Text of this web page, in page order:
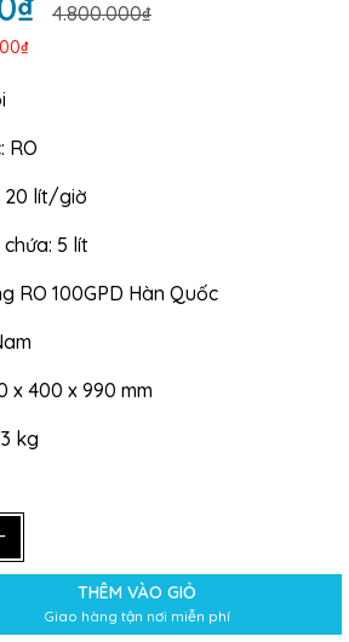
4.800.000₫
RO
20 lít/giờ
5 lít
RO 100GPD Hàn Quốc
x 400 x 990 mm
kg
THÊM VÀO GIỎ
Giao hàng tận nơi miễn phí